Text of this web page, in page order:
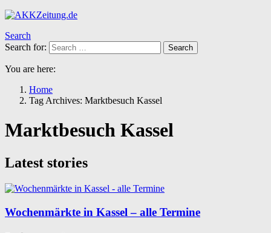
Search
Search for:
Search
You are here:
Home
Tag Archives: Marktbesuch Kassel
Marktbesuch Kassel
Latest stories
Wochenmärkte in Kassel – alle Termine